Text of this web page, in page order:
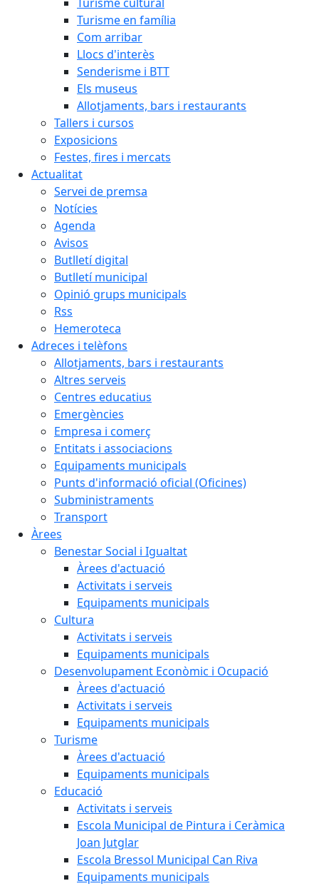
Turisme en família
Com arribar
Llocs d'interès
Senderisme i BTT
Els museus
Allotjaments, bars i restaurants
Tallers i cursos
Exposicions
Festes, fires i mercats
Actualitat
Servei de premsa
Notícies
Agenda
Avisos
Butlletí digital
Butlletí municipal
Opinió grups municipals
Rss
Hemeroteca
Adreces i telèfons
Allotjaments, bars i restaurants
Altres serveis
Centres educatius
Emergències
Empresa i comerç
Entitats i associacions
Equipaments municipals
Punts d'informació oficial (Oficines)
Subministraments
Transport
Àrees
Benestar Social i Igualtat
Àrees d'actuació
Activitats i serveis
Equipaments municipals
Cultura
Activitats i serveis
Equipaments municipals
Desenvolupament Econòmic i Ocupació
Àrees d'actuació
Activitats i serveis
Equipaments municipals
Turisme
Àrees d'actuació
Equipaments municipals
Educació
Activitats i serveis
Escola Municipal de Pintura i Ceràmica
Joan Jutglar
Escola Bressol Municipal Can Riva
Equipaments municipals